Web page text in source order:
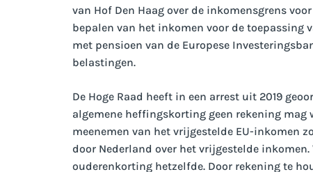
van Hof Den Haag over de inkomensgrens
bepalen van het inkomen voor de toepassing
met pensioen van de Europese
belastingen.
De Hoge Raad heeft in een arrest uit 2019
algemene heffingskorting geen rekening mag
meenemen van het vrijgestelde EU-inkomen
door Nederland over het vrijgestelde
ouderenkorting hetzelfde. Door rekening te